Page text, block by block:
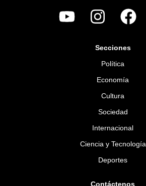
Secciones
Política
Economía
Cultura
Sociedad
Internacional
Ciencia y Tecnología
Deportes
Contáctenos